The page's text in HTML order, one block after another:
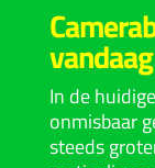
In de
onmisbaar
steeds